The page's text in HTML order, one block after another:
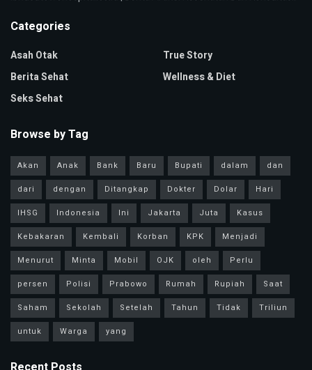
Categories
Asah Otak
Berita Sehat
Seks Sehat
True Story
Wellness & Diet
Browse by Tag
Akan Anak Bank Baru Bupati dalam
dan
dari
dengan Ditangkap Dokter Dolar
Hari
IHSG
Indonesia Ini Jakarta Juta
Kasus
Kebakaran
Kembali Korban KPK
Menjadi
Menurut
Minta Mobil OJK oleh
Perlu
persen
Polisi Prabowo Rumah Rupiah
Saat
Saham
Sekolah Setelah Tahun Tidak
Triliun
untuk
Warga yang